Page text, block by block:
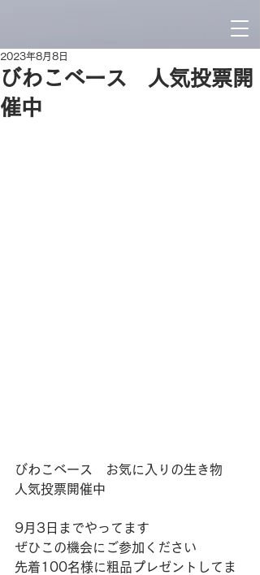
びわこベース 人気投票開
催中
2023年8月8日
びわこベース　お気に入りの生き物
人気投票開催中
9月3日までやってます
ぜひこの機会にご参加ください
先着100名様に粗品プレゼントしてま